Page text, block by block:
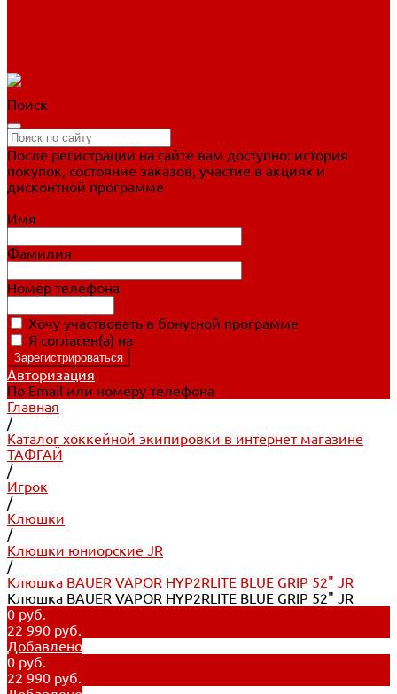
Поиск
После регистрации на сайте вам доступно: история
покупок, состояние заказов, участие в акциях и
дисконтной программе
Имя
Фамилия
Номер телефона
Хочу участвовать в бонусной программе
Я согласен(а) на
Авторизация
По Email или номеру телефона
Главная
/
Каталог хоккейной экипировки в интернет магазине
ТАФГАЙ
/
Игрок
/
Клюшки
/
Клюшки юниорские JR
/
Клюшка BAUER VAPOR HYP2RLITE BLUE GRIP 52" JR
Клюшка BAUER VAPOR HYP2RLITE BLUE GRIP 52" JR
0 руб.
22 990 руб.
Добавлено
0 руб.
22 990 руб.